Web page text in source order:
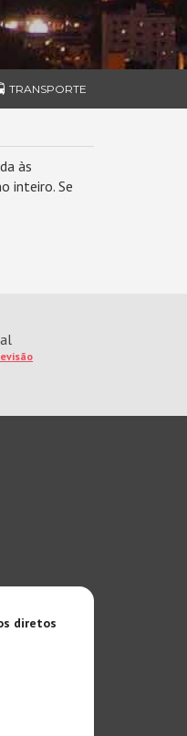
TRANSPORTE
às
inteiro. Se
diretos